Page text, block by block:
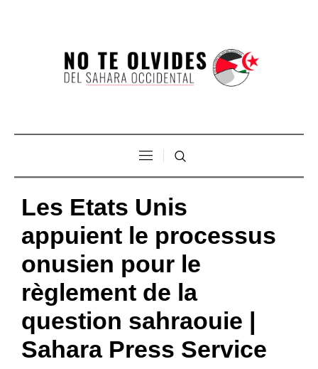
Les Etats Unis
appuient le processus
onusien pour le
règlement de la
question sahraouie |
Sahara Press Service